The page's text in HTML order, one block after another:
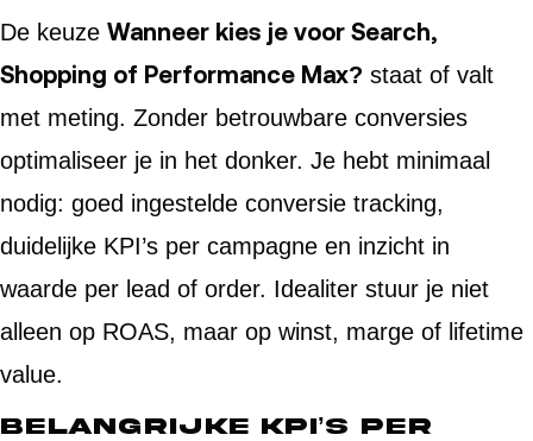
De keuze Wanneer kies je voor Search,
Shopping of Performance Max? staat of valt
met meting. Zonder betrouwbare conversies
optimaliseer je in het donker. Je hebt minimaal
nodig: goed ingestelde conversie tracking,
duidelijke KPI’s per campagne en inzicht in
waarde per lead of order. Idealiter stuur je niet
alleen op ROAS, maar op winst, marge of lifetime
value.
Belangrijke KPI’s per